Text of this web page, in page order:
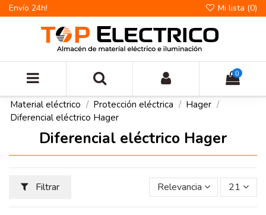
Envío 24h! Mi lista (0)
0
Material eléctrico Protección eléctrica
Hager
Diferencial eléctrico Hager
Diferencial eléctrico Hager
Filtrar Relevancia 21